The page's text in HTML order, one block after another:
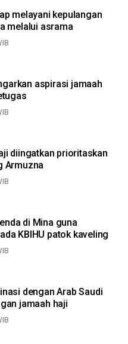
melayani kepulangan
melalui asrama
aspirasi jamaah
diingatkan prioritaskan
Armuzna
di Mina guna
KBIHU patok kaveling
dengan Arab Saudi
jamaah haji